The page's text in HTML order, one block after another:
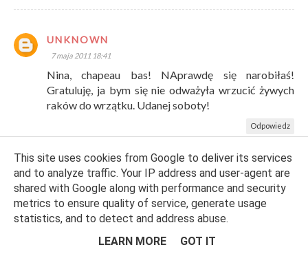
UNKNOWN
7 maja 2011 18:41
Nina, chapeau bas! NAprawdę się narobiłaś!
Gratuluję, ja bym się nie odważyła wrzucić żywych
raków do wrzątku. Udanej soboty!
Odpowiedz
THIESSA
7 maja 2011 21:41
Dobra robota, ale tez bym sie na nia zdecydowala,
gdybym miala z czego ugotowac taka zupe. Juz
This site uses cookies from Google to deliver its services
and to analyze traffic. Your IP address and user-agent are
shared with Google along with performance and security
metrics to ensure quality of service, generate usage
statistics, and to detect and address abuse.
LEARN MORE
GOT IT